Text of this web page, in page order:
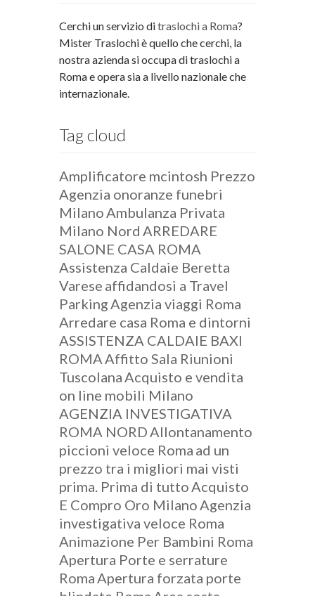
Cerchi un servizio ditraslochi a Roma?
Mister Traslochi è quello che cerchi, la
nostra azienda si occupa di traslochi a
Roma e opera sia a livello nazionale che
internazionale.
Tag cloud
Amplificatore mcintosh Prezzo
Agenzia onoranze funebri
Milano Ambulanza Privata
Milano Nord ARREDARE
SALONE CASA ROMA
Assistenza Caldaie Beretta
Varese affidandosi a Travel
Parking Agenzia viaggi Roma
Arredare casa Roma e dintorni
ASSISTENZA CALDAIE BAXI
ROMA Affitto Sala Riunioni
Tuscolana Acquisto e vendita
on line mobili Milano
AGENZIA INVESTIGATIVA
ROMA NORD Allontanamento
piccioni veloce Roma ad un
prezzo tra i migliori mai visti
prima. Prima di tutto Acquisto
E Compro Oro Milano Agenzia
investigativa veloce Roma
Animazione Per Bambini Roma
Apertura Porte e serrature
Roma Apertura forzata porte